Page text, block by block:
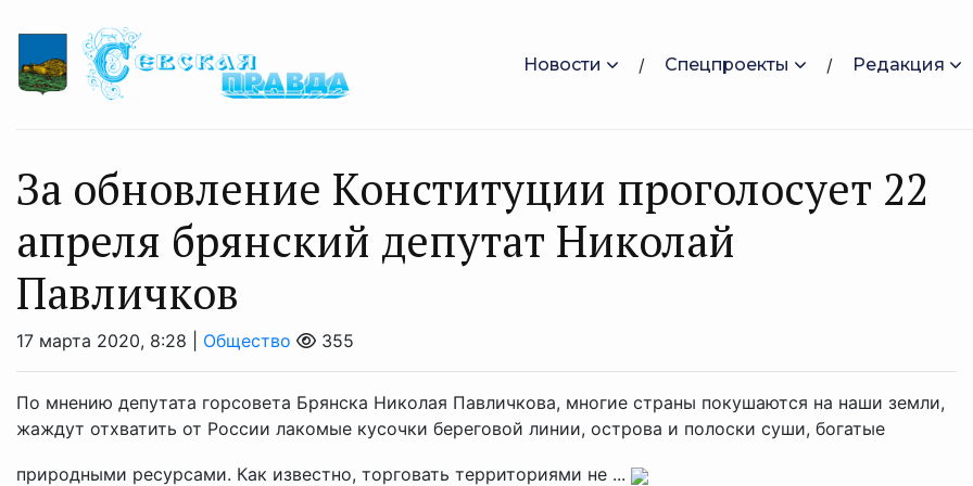
Новости Спецпроекты Редакция
За обновление Конституции проголосует 22
апреля брянский депутат Николай
Павличков
17 марта 2020, 8:28 | Общество 355
По мнению депутата горсовета Брянска Николая Павличкова, многие страны покушаются на наши земли,
жаждут отхватить от России лакомые кусочки береговой линии, острова и полоски суши, богатые
природными ресурсами. Как известно, торговать территориями не ...